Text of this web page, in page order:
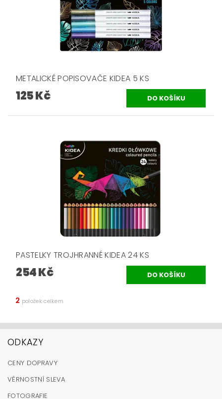
METALICKÉ POPISOVAČE KIDEA 5 KS
125 Kč
PASTELKY TROJHRANNÉ KIDEA 24 KS
254 Kč
2 položek celkem
ODKAZY
CENY DOPRAVY
VĚRNOSTNÍ SLEVA
FOTOGRAFIE